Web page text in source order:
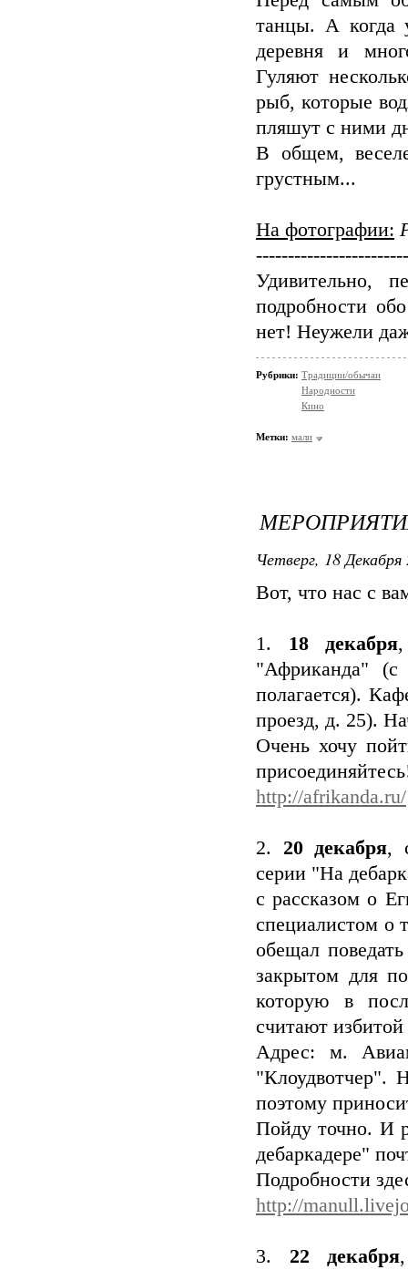
танцы. А когда
деревня и
Гуляют
рыб, которые
пляшут с ними
В общем,
грустным...
На фотографии:
Удивительно,
подробности
нет! Неужели
Рубрики: Традиции/обычаи
Народности
Кино
Метки: мали
Четверг, 18
Вот, что нас с
1. 18 декабря
"Африканда" (с
полагается).
проезд, д. 25).
Очень хочу
http://afrikanda.ru/
2. 20 декабря,
серии "На
с рассказом о
специалистом о
обещал
закрытом для
которую в
считают
Адрес: м.
"Клоудвотчер".
поэтому
Пойду точно. И
дебаркадере"
Подробности
http://
3. 22 декабря